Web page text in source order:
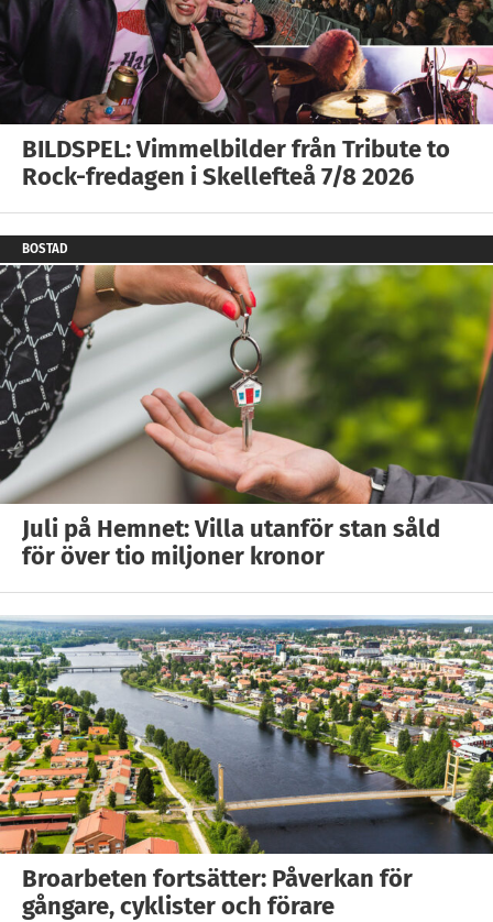
BILDSPEL: Vimmelbilder från Tribute to
Rock-fredagen i Skellefteå 7/8 2026
BOSTAD
Juli på Hemnet: Villa utanför stan såld
för över tio miljoner kronor
Broarbeten fortsätter: Påverkan för
gångare, cyklister och förare